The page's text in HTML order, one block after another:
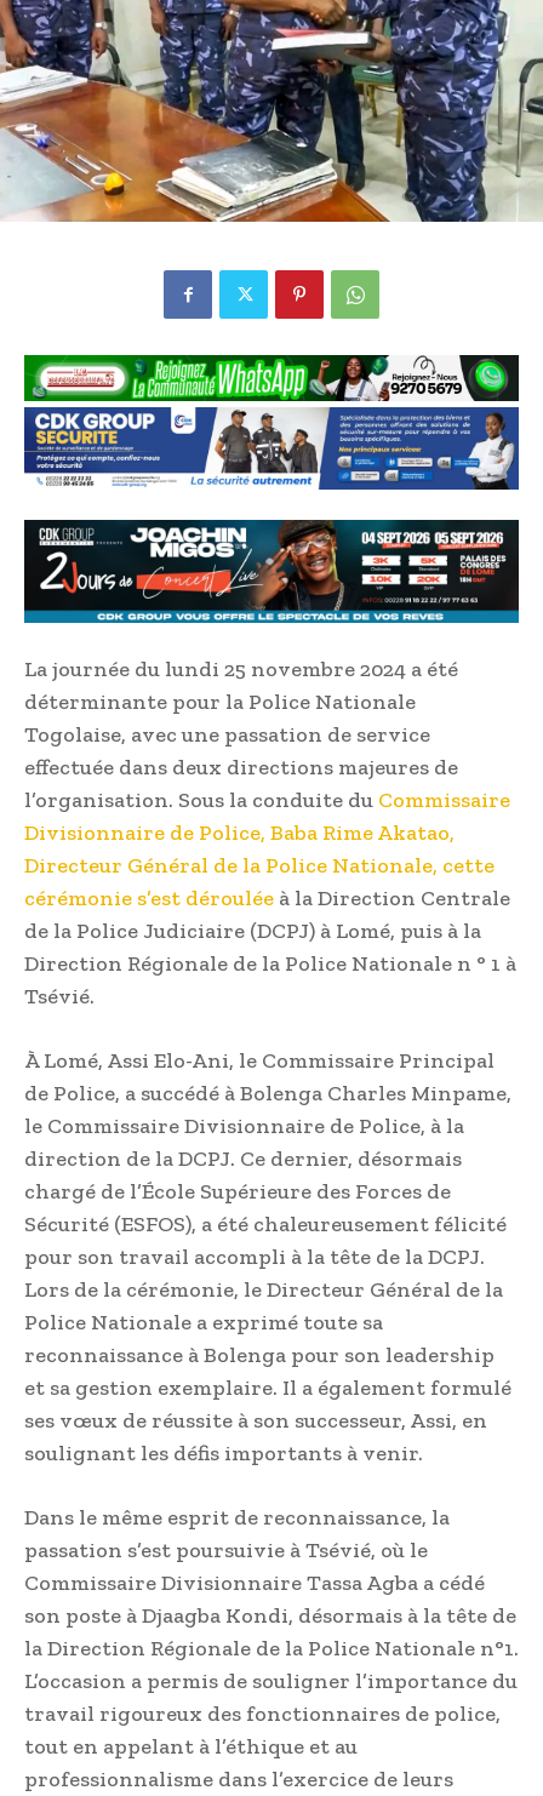
La journée du lundi 25 novembre 2024 a été
déterminante pour la Police Nationale
Togolaise, avec une passation de service
effectuée dans deux directions majeures de
l’organisation. Sous la conduite du Commissaire
Divisionnaire de Police, Baba Rime Akatao,
Directeur Général de la Police Nationale, cette
cérémonie s’est déroulée à la Direction Centrale
de la Police Judiciaire (DCPJ) à Lomé, puis à la
Direction Régionale de la Police Nationale n ° 1 à
Tsévié.
À Lomé, Assi Elo-Ani, le Commissaire Principal
de Police, a succédé à Bolenga Charles Minpame,
le Commissaire Divisionnaire de Police, à la
direction de la DCPJ. Ce dernier, désormais
chargé de l’École Supérieure des Forces de
Sécurité (ESFOS), a été chaleureusement félicité
pour son travail accompli à la tête de la DCPJ.
Lors de la cérémonie, le Directeur Général de la
Police Nationale a exprimé toute sa
reconnaissance à Bolenga pour son leadership
et sa gestion exemplaire. Il a également formulé
ses vœux de réussite à son successeur, Assi, en
soulignant les défis importants à venir.
Dans le même esprit de reconnaissance, la
passation s’est poursuivie à Tsévié, où le
Commissaire Divisionnaire Tassa Agba a cédé
son poste à Djaagba Kondi, désormais à la tête de
la Direction Régionale de la Police Nationale n°1.
L’occasion a permis de souligner l’importance du
travail rigoureux des fonctionnaires de police,
tout en appelant à l’éthique et au
professionnalisme dans l’exercice de leurs